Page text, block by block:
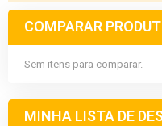
COMPARAR
Sem itens para comparar.
MINHA LISTA DE